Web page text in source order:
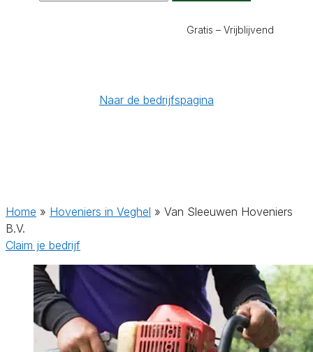
Gratis – Vrijblijvend
Naar de bedrijfspagina
Home » Hoveniers in Veghel » Van Sleeuwen Hoveniers
B.V.
Claim je bedrijf